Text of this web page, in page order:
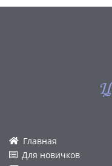
Главная
Для новичков